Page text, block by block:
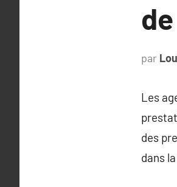
par
Les
des
dans